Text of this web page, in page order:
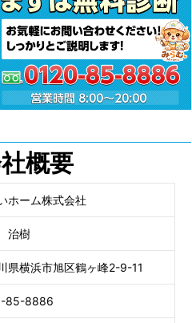
概要
ホーム株式会社
治樹
県横浜市旭区鶴ヶ峰2-9-11
85-8886